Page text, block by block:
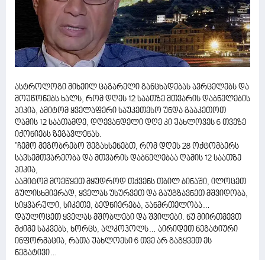
ასტროლოგი მიხეილ ცაგარელი განცხადებას ავრცელებს და
მოუწონებს ხალს, რომ დღეს 12 საათზე მთვარის დაბნელების
პიკია, ამიტომ ყველაფერი საუკეთესო უნდა გააკეთოთ
ღამის 12 საათამდე, დღევანდელი დღე კი უახლოვეს 6 თვეზე
იქონიებს ზეგავლენას.
"ჩემო მეგობრებო შეგახსენებთ, რომ დღეს 28 ოქტომბერს
სავსემთვარეობა და მთვარის დაბნელებაა ღამის 12 საათზე
პიკია,
აამიტომ მოეწყეთ მყუდროდ თქვენს თბილ ბინაში, ილოცეთ
გულისხმიერად, ყველას უსურვეთ და გაუგზავნეთ მშვიდობა,
სიყვარული, სიკეთე, ბედნიერება, ჯანმრთელობა…
დაულოცეთ ყველას მშობლები და შვილები. ნუ მიირთმევთ
მძიმე საკვებს, ხორცს, ალკოჰოლს… აირიდეთ ნეგატიური
ინფორმაცია, რათა უახლოესი 6 თვე არ გაგყვეთ ეს
ნეგატივი…